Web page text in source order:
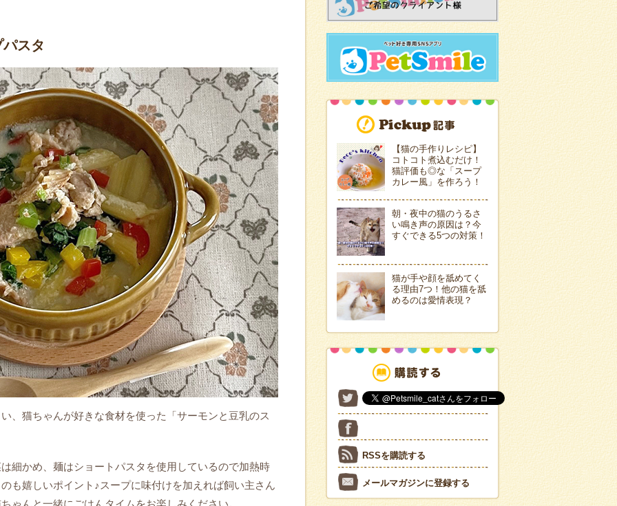
スタ
、猫ちゃんが好きな食材を使った「サーモンと豆乳のス
細かめ、麺はショートパスタを使用しているので加熱時
も嬉しいポイント♪スープに味付けを加えれば飼い主さん
ゃんと一緒にごはんタイムをお楽しみください。
【猫の手作りレシピ】
コトコト煮込むだけ！
猫評価も◎な「スープ
カレー風」を作ろう！
朝・夜中の猫のうるさ
い鳴き声の原因は？今
すぐできる5つの対策！
猫が手や顔を舐めてく
る理由7つ！他の猫を舐
めるのは愛情表現？
RSSを購読する
メールマガジンに登録する